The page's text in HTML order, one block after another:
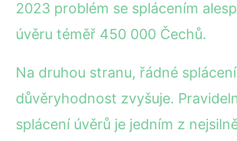
2023 problém se splácením
úvěru téměř 450 000 Čechů.
Na druhou stranu, řádné
důvěryhodnost zvyšuje.
splácení úvěrů je jedním z